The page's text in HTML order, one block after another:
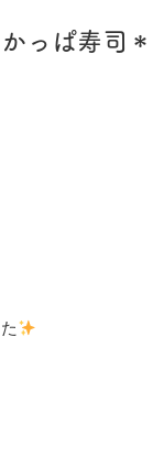
っぱ寿司＊